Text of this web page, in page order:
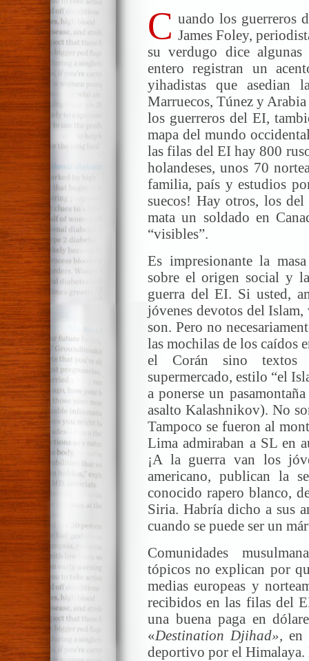
C uando los guerreros
James Foley,
su verdugo dice algunas
entero registran un
yihadistas que asedian
Marruecos, Túnez y
los guerreros del EI,
mapa del mundo
las filas del EI hay 800
holandeses, unos 70
familia, país y estudios
suecos! Hay otros, los
mata un soldado en
“visibles”.
Es impresionante la
sobre el origen social y
guerra del EI. Si usted,
jóvenes devotos del
son. Pero no
las mochilas de los caídos
el Corán sino textos
supermercado, estilo “el
a ponerse un
asalto Kalashnikov). No
Tampoco se fueron al
Lima admiraban a SL en
¡A la guerra van los
americano, publican la
conocido rapero blanco,
Siria. Habría dicho a sus
cuando se puede ser un
Comunidades
tópicos no explican por
medias europeas y
recibidos en las filas del
una buena paga en
«Destination Djihad»,en
deportivo por el Himalaya.